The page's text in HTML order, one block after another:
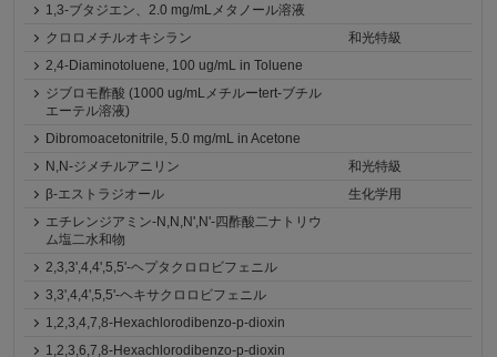
1,3-ブタジエン、2.0 mg/mLメタノール溶液
クロロメチルオキシラン
和光特級
2,4-Diaminotoluene, 100 ug/mL in Toluene
ジブロモ酢酸 (1000 ug/mLメチルーtert-ブチル
エーテル溶液)
Dibromoacetonitrile, 5.0 mg/mL in Acetone
N,N-ジメチルアニリン
和光特級
β-エストラジオール
生化学用
エチレンジアミン-N,N,N',N'-四酢酸二ナトリウ
ム塩二水和物
2,3,3',4,4',5,5'-ヘプタクロロビフェニル
3,3',4,4',5,5'-ヘキサクロロビフェニル
1,2,3,4,7,8-Hexachlorodibenzo-p-dioxin
1,2,3,6,7,8-Hexachlorodibenzo-p-dioxin